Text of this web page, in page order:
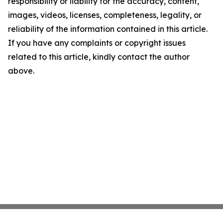
images, videos, licenses, completeness, legality, or
reliability of the information contained in this article.
If you have any complaints or copyright issues
related to this article, kindly contact the author
above.